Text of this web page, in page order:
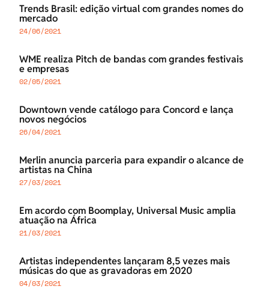
Trends Brasil: edição virtual com grandes nomes do
mercado
24/06/2021
WME realiza Pitch de bandas com grandes festivais
e empresas
02/05/2021
Downtown vende catálogo para Concord e lança
novos negócios
26/04/2021
Merlin anuncia parceria para expandir o alcance de
artistas na China
27/03/2021
Em acordo com Boomplay, Universal Music amplia
atuação na África
21/03/2021
Artistas independentes lançaram 8,5 vezes mais
músicas do que as gravadoras em 2020
04/03/2021